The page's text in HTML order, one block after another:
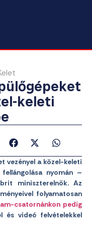
keleti
vezényel a közel-keleti
nyomán –
miniszterelnök. Az
folyamatosan
csatornánkon pedig
és videó felvételekkel